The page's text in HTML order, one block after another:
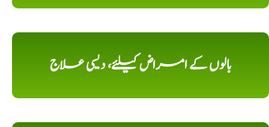
بالوں کے امراض کیلئے، دیسی علاج